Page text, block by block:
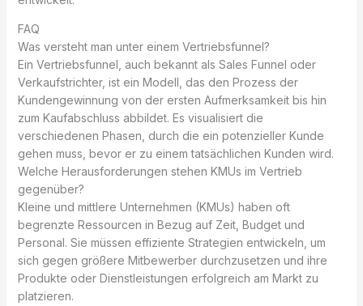
FAQ
Was versteht man unter einem Vertriebsfunnel?
Ein Vertriebsfunnel, auch bekannt als Sales Funnel oder
Verkaufstrichter, ist ein Modell, das den Prozess der
Kundengewinnung von der ersten Aufmerksamkeit bis hin
zum Kaufabschluss abbildet. Es visualisiert die
verschiedenen Phasen, durch die ein potenzieller Kunde
gehen muss, bevor er zu einem tatsächlichen Kunden wird.
Welche Herausforderungen stehen KMUs im Vertrieb
gegenüber?
Kleine und mittlere Unternehmen (KMUs) haben oft
begrenzte Ressourcen in Bezug auf Zeit, Budget und
Personal. Sie müssen effiziente Strategien entwickeln, um
sich gegen größere Mitbewerber durchzusetzen und ihre
Produkte oder Dienstleistungen erfolgreich am Markt zu
platzieren.